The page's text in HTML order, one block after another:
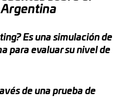
Es una simulación de
para evaluar su nivel de
de una prueba de